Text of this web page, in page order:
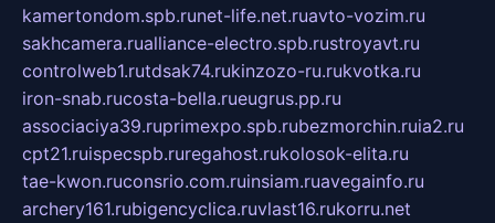
kamertondom.spb.runet-life.net.ruavto-vozim.ru
sakhcamera.rualliance-electro.spb.rustroyavt.ru
controlweb1.rutdsak74.rukinzozo-ru.rukvotka.ru
iron-snab.rucosta-bella.rueugrus.pp.ru
associaciya39.ruprimexpo.spb.rubezmorchin.ruia2.ru
cpt21.ruispecspb.ruregahost.rukolosok-elita.ru
tae-kwon.ruconsrio.com.ruinsiam.ruavegainfo.ru
archery161.rubigencyclica.ruvlast16.rukorru.net